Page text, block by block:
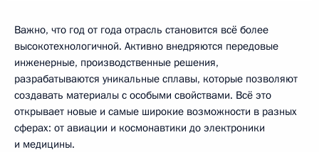
Важно, что год от года отрасль становится всё более
высокотехнологичной. Активно внедряются передовые
инженерные, производственные решения,
разрабатываются уникальные сплавы, которые позволяют
создавать материалы с особыми свойствами. Всё это
открывает новые и самые широкие возможности в разных
сферах: от авиации и космонавтики до электроники
и медицины.